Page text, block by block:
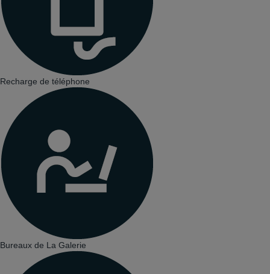
Recharge de téléphone
Bureaux de La Galerie